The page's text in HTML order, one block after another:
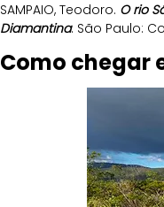
SAMPAIO, Teodoro. O rio
Diamantina. São Paulo:
Como chegar